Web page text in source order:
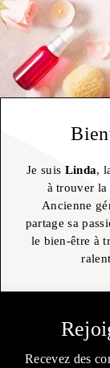
Je suis Linda,
à trouver la
Ancienne
partage sa
le bien-être à
Recevez des